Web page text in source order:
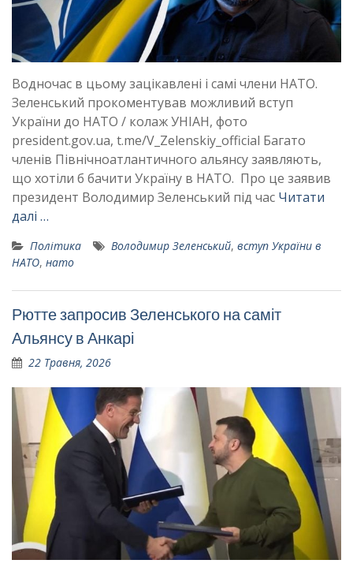
Водночас в цьому зацікавлені і самі члени НАТО.
Зеленський прокоментував можливий вступ
України до НАТО / колаж УНІАН, фото
president.gov.ua, t.me/V_Zelenskiy_official Багато
членів Північноатлантичного альянсу заявляють,
що хотіли б бачити Україну в НАТО. Про це заявив
президент Володимир Зеленський під час Читати
далі …
Політика Володимир Зеленський, вступ України в
НАТО, нато
Рютте запросив Зеленського на саміт
Альянсу в Анкарі
22 Травня, 2026